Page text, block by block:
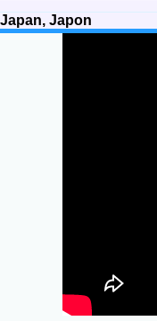
Japon